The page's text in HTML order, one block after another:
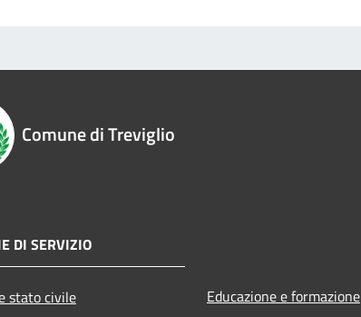
Comune di Treviglio
DI SERVIZIO
stato civile Educazione e formazione